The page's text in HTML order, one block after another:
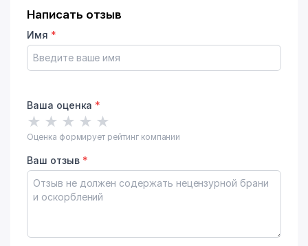
Написать отзыв
Имя *
Ваша оценка *
★ ★ ★ ★ ★
Оценка формирует рейтинг компании
Ваш отзыв *